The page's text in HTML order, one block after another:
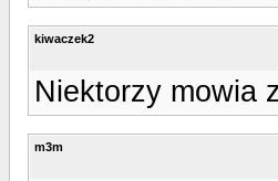
kiwaczek2
Niektorzy mowia
m3m